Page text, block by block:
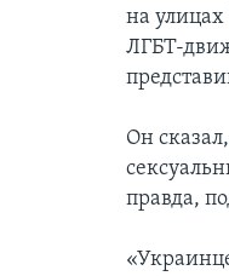
на
ЛГБТ-
Он
правда,